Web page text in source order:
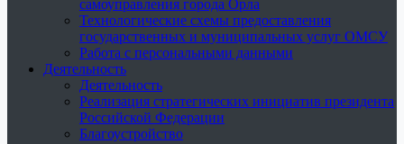
самоуправления города Орла
Технологические схемы предоставления
государственных и муниципальных услуг ОМСУ
Работа с персональными данными
Деятельность
Деятельность
Реализация стратегических инициатив президента
Российской Федерации
Благоустройство